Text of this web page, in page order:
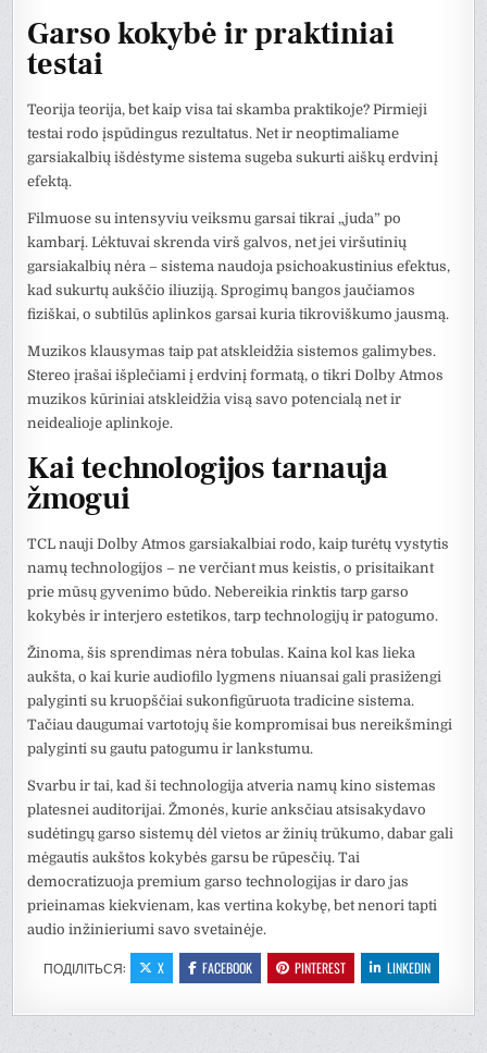
Garso kokybė ir praktiniai
testai
Teorija teorija, bet kaip visa tai skamba praktikoje? Pirmieji
testai rodo įspūdingus rezultatus. Net ir neoptimaliame
garsiakalbių išdėstyme sistema sugeba sukurti aiškų erdvinį
efektą.
Filmuose su intensyviu veiksmu garsai tikrai „juda” po
kambarį. Lėktuvai skrenda virš galvos, net jei viršutinių
garsiakalbių nėra – sistema naudoja psichoakustinius efektus,
kad sukurtų aukščio iliuziją. Sprogimų bangos jaučiamos
fiziškai, o subtilūs aplinkos garsai kuria tikroviškumo jausmą.
Muzikos klausymas taip pat atskleidžia sistemos galimybes.
Stereo įrašai išplečiami į erdvinį formatą, o tikri Dolby Atmos
muzikos kūriniai atskleidžia visą savo potencialą net ir
neidealioje aplinkoje.
Kai technologijos tarnauja
žmogui
TCL nauji Dolby Atmos garsiakalbiai rodo, kaip turėtų vystytis
namų technologijos – ne verčiant mus keistis, o prisitaikant
prie mūsų gyvenimo būdo. Nebereikia rinktis tarp garso
kokybės ir interjero estetikos, tarp technologijų ir patogumo.
Žinoma, šis sprendimas nėra tobulas. Kaina kol kas lieka
aukšta, o kai kurie audiofilo lygmens niuansai gali prasižengi
palyginti su kruopščiai sukonfigūruota tradicine sistema.
Tačiau daugumai vartotojų šie kompromisai bus nereikšmingi
palyginti su gautu patogumu ir lankstumu.
Svarbu ir tai, kad ši technologija atveria namų kino sistemas
platesnei auditorijai. Žmonės, kurie anksčiau atsisakydavo
sudėtingų garso sistemų dėl vietos ar žinių trūkumo, dabar gali
mėgautis aukštos kokybės garsu be rūpesčių. Tai
democratizuoja premium garso technologijas ir daro jas
prieinamas kiekvienam, kas vertina kokybę, bet nenori tapti
audio inžinieriumi savo svetainėje.
ПОДІЛІТЬСЯ: X FACEBOOK PINTEREST LINKEDIN